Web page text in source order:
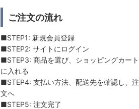
ご注文の流れ
■STEP1: 新規会員登録
■STEP2: サイトにログイン
■STEP3: 商品を選び、ショッピングカート
に入れる
■STEP4: 支払い方法、配送先を確認し、注
文へ
■STEP5: 注文完了